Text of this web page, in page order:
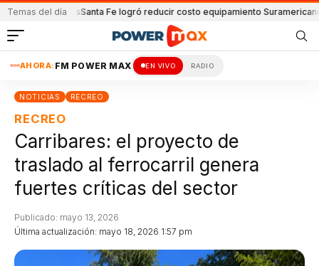
Temas del día
y LanúsSanta Fe logró reducir costo equipamiento Suramericanos
AHORA: FM POWER MAX EN VIVO RADIO
NOTICIAS RECREO
RECREO
Carribares: el proyecto de
traslado al ferrocarril genera
fuertes críticas del sector
Última actualización: mayo 18, 2026 1:57 pm
Publicado: mayo 13, 2026